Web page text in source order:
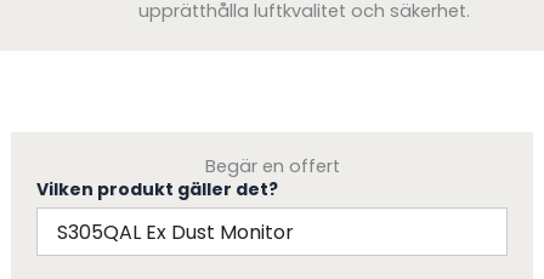
upprätthålla luftkvalitet och säkerhet.
Begär en offert
Vilken produkt gäller det?